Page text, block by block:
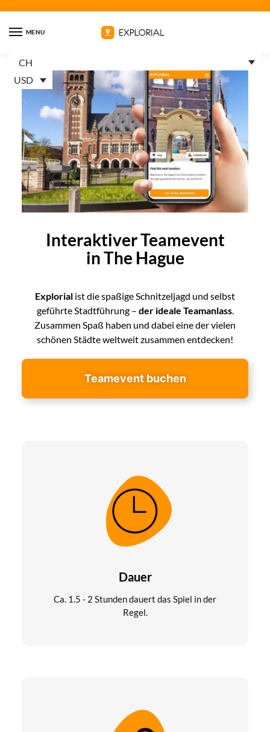
MENU
CH
USD
Interaktiver Teamevent
in The Hague
Explorial ist die spaßige Schnitzeljagd und selbst
geführte Stadtführung – der ideale Teamanlass.
Zusammen Spaß haben und dabei eine der vielen
schönen Städte weltweit zusammen entdecken!
Teamevent buchen
Dauer
Ca. 1.5 - 2 Stunden dauert das Spiel in der
Regel.